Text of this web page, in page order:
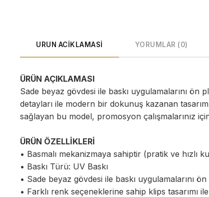
URUN ACIKLAMASI YORUMLAR (0)
ÜRÜN AÇIKLAMASI
Sade beyaz gövdesi ile baskı uygulamalarını ön
detayları ile modern bir dokunuş kazanan
sağlayan bu model, promosyon çalışmalarınız
ÜRÜN ÖZELLİKLERİ
• Basmalı mekanizmaya sahiptir (pratik ve hızlı
• Baskı Türü: UV Baskı
• Sade beyaz gövdesi ile baskı uygulamalarını ön
• Farklı renk seçeneklerine sahip klips tasarımı